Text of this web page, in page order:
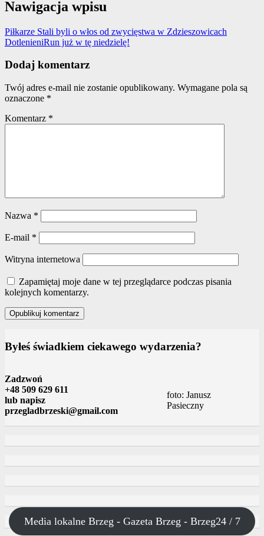
Nawigacja wpisu
Piłkarze Stali byli o włos od zwycięstwa w Zdzieszowicach
DotlenieniRun już w tę niedzielę!
Dodaj komentarz
Twój adres e-mail nie zostanie opublikowany. Wymagane pola są
oznaczone *
Komentarz *
Nazwa *
E-mail *
Witryna internetowa
Zapamiętaj moje dane w tej przeglądarce podczas pisania
kolejnych komentarzy.
Byłeś świadkiem ciekawego wydarzenia?
Zadzwoń
+48 509 629 611
lub napisz
przegladbrzeski@gmail.com
foto: Janusz
Pasieczny
Media lokalne Brzeg - Gazeta Brzeg - Brzeg24 / 7